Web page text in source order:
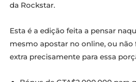
da Rockstar.
Esta é a edição feita a pensar
mesmo apostar no online, ou não
extra precisamente para essa